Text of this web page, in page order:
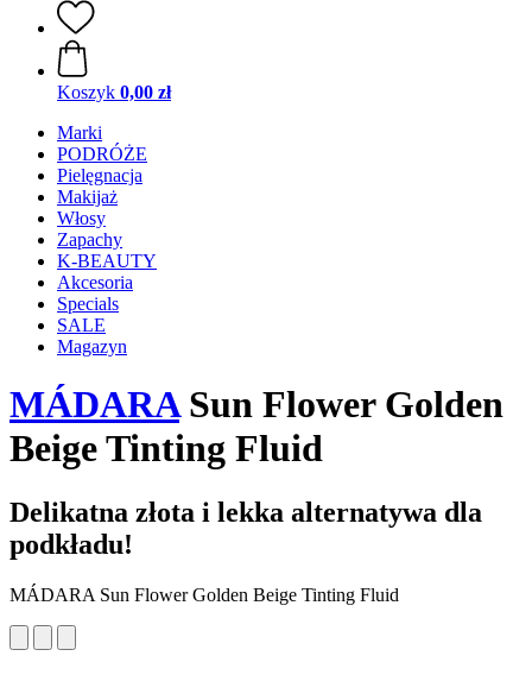
Koszyk 0,00 zł
Marki
PODRÓŻE
Pielęgnacja
Makijaż
Włosy
Zapachy
K-BEAUTY
Akcesoria
Specials
SALE
Magazyn
MÁDARASun Flower Golden
Beige Tinting Fluid
Delikatna złota i lekka alternatywa dla
podkładu!
MÁDARA Sun Flower Golden Beige Tinting Fluid